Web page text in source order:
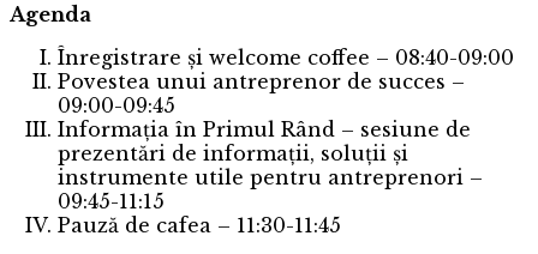
Agenda
Înregistrare și welcome coffee – 08:40-09:00
Povestea unui antreprenor de succes –
09:00-09:45
Informația în Primul Rând – sesiune de
prezentări de informații, soluții și
instrumente utile pentru antreprenori –
09:45-11:15
Pauză de cafea – 11:30-11:45